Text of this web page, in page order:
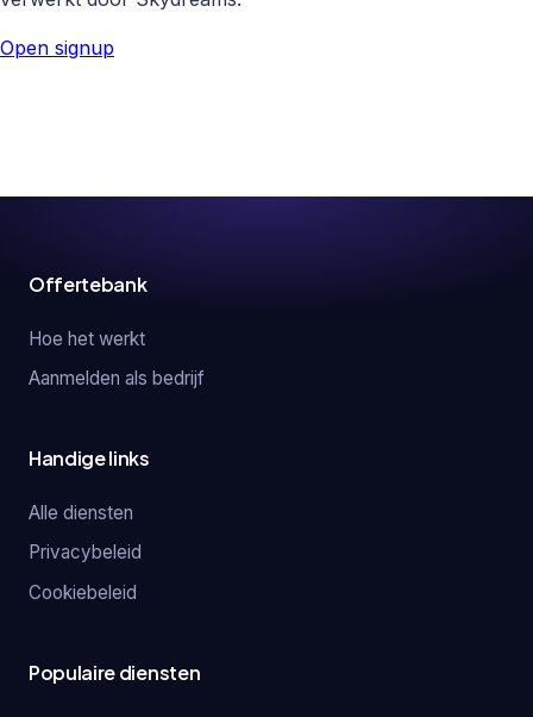
Open signup
Offertebank
Hoe het werkt
Aanmelden als bedrijf
Handige links
Alle diensten
Privacybeleid
Cookiebeleid
Populaire diensten